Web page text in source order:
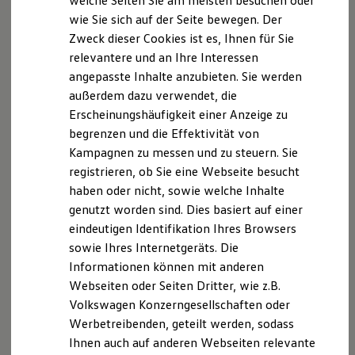
Fahrerassistenz- und Sicherheitssysteme
Kontrollleuchten
Kurzfahrprofile und Ölverdünnung
XTL-Dieselkraftstoff
Ersatzteile und Betriebsflüssigkeiten
Original Zubehör und Lifestyle Produkte
myVolkswagen
myVolkswagen Business
Elektrisch & Autonom
Elektro - & Hybridfahrzeuge
Unser Ansatz
Klimafreundlicher Strom
Reichweite & Ladelösungen
Reichweitensimulator
Ladezeitensimulator
Ladelösungen für Privatkunden
Ladelösungen für Gewerbekunden
Wallbox und Ladekabel
Förderung & Kosten der Elektrofahrzeuge
Fördermöglichkeiten für Privatkunden
Fördermöglichkeiten für Gewerbekunden
Q Park
Kaufland
aral pulse
Fastned
Nutzungsbedingungen
Datenschutzerklärungen
Cookie-Richtlinie
Lizenzhinweise Dritter
Angaben zum Digital Service Act (DSA)
EU Data Act
Produktsicherheitsinformationen
Rückrufe
Händlersuche
Newsletter
VERTRAG WIDERRUFEN
Disclaimer von Volkswagen AG
wie Sie sich auf der Seite bewegen. Der
Zweck dieser Cookies ist es, Ihnen für Sie
relevantere und an Ihre Interessen
angepasste Inhalte anzubieten. Sie werden
außerdem dazu verwendet, die
Erscheinungshäufigkeit einer Anzeige zu
begrenzen und die Effektivität von
Kampagnen zu messen und zu steuern. Sie
registrieren, ob Sie eine Webseite besucht
haben oder nicht, sowie welche Inhalte
genutzt worden sind. Dies basiert auf einer
eindeutigen Identifikation Ihres Browsers
sowie Ihres Internetgeräts. Die
Informationen können mit anderen
Webseiten oder Seiten Dritter, wie z.B.
Volkswagen Konzerngesellschaften oder
Werbetreibenden, geteilt werden, sodass
Ihnen auch auf anderen Webseiten relevante